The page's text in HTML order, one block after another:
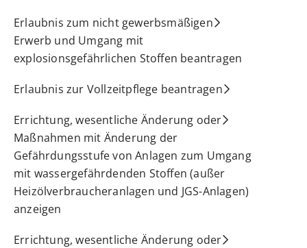
Erlaubnis zum nicht gewerbsmäßigen
Erwerb und Umgang mit
explosionsgefährlichen Stoffen beantragen
Erlaubnis zur Vollzeitpflege beantragen
Errichtung, wesentliche Änderung oder
Maßnahmen mit Änderung der
Gefährdungsstufe von Anlagen zum Umgang
mit wassergefährdenden Stoffen (außer
Heizölverbraucheranlagen und JGS-Anlagen)
anzeigen
Errichtung, wesentliche Änderung oder